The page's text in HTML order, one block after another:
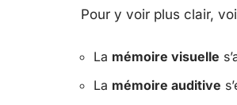
Pour y voir plus clair,
La mémoire visuelle
La mémoire auditive